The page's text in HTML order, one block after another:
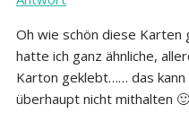
Oh wie schön diese Karten
hatte ich ganz ähnliche,
Karton geklebt…… das
überhaupt nicht mithalten